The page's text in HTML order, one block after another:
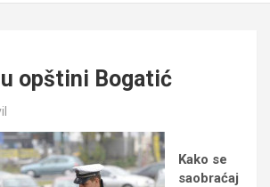
opštini Bogatić
Kako se
saobraćaj